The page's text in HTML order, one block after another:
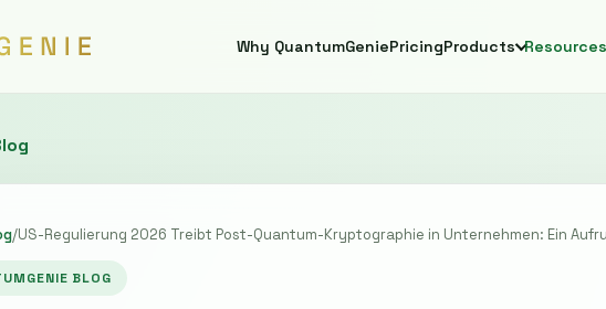
Why QuantumGeniePricingProducts Resources
/US-Regulierung 2026 Treibt Post-Quantum-Kryptographie in Unternehmen: Ein
BLOG